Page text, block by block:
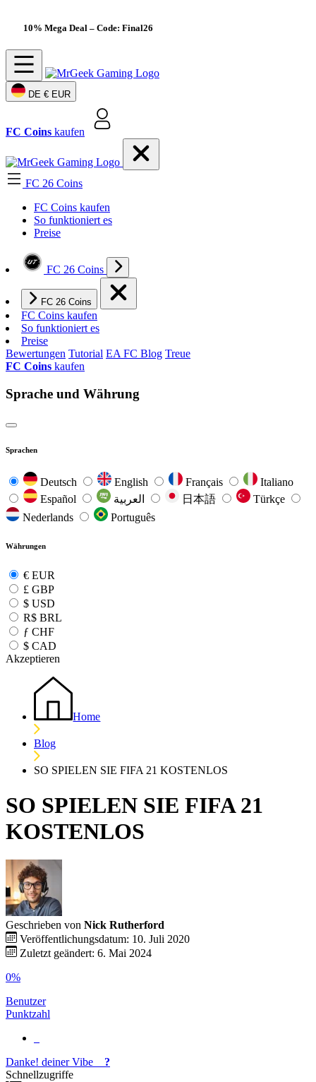
10% Mega Deal – Code: Final26
DE € EUR
FC Coins kaufen
FC 26 Coins
FC Coins kaufen
So funktioniert es
Preise
FC 26 Coins
FC 26 Coins
FC Coins kaufen
So funktioniert es
Preise
Bewertungen Tutorial EA FC Blog Treue
FC Coins kaufen
Sprache und Währung
Sprachen
Deutsch English Français
Italiano
Español
日本語
Türkçe
Nederlands
Português
Währungen
€ EUR
£ GBP
$ USD
R$ BRL
ƒ CHF
$ CAD
Akzeptieren
Home
Blog
SO SPIELEN SIE FIFA 21 KOSTENLOS
SO SPIELEN SIE FIFA 21
KOSTENLOS
Geschrieben von Nick Rutherford
Veröffentlichungsdatum: 10. Juli 2020
Zuletzt geändert: 6. Mai 2024
0%
Benutzer
Punktzahl
Danke! deinerVibe
?
Schnellzugriffe